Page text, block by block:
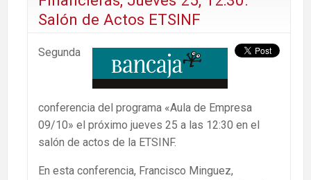
Salón de Actos ETSINF
Segunda
conferencia del programa «Aula de Empresa
09/10» el próximo jueves 25 a las 12:30 en el
salón de actos de la ETSINF.
En esta conferencia, Francisco Minguez,